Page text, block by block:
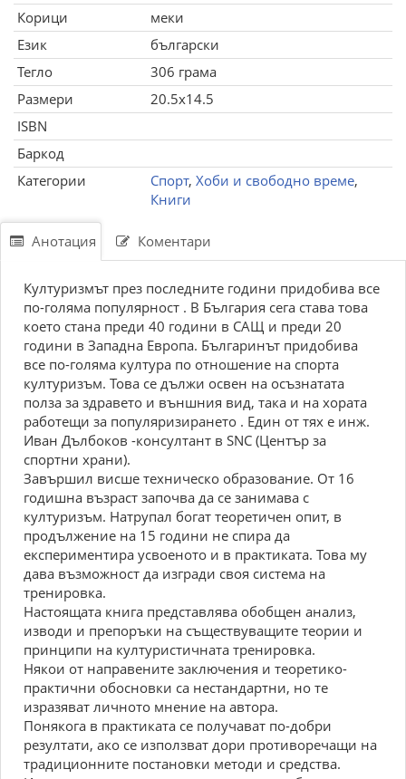
Корици
меки
Език
български
Тегло
306 грама
Размери
20.5x14.5
ISBN
Баркод
Категории
Спорт, Хоби и свободно време,
Книги
Анотация Коментари
Културизмът през последните години придобива все
по-голяма популярност . В България сега става това
което стана преди 40 години в САЩ и преди 20
години в Западна Европа. Българинът придобива
все по-голяма култура по отношение на спорта
културизъм. Това се дължи освен на осъзнатата
полза за здравето и външния вид, така и на хората
работещи за популяризирането . Един от тях е инж.
Иван Дълбоков -консултант в SNC (Център за
спортни храни).
Завършил висше техническо образование. От 16
годишна възраст започва да се занимава с
културизъм. Натрупал богат теоретичен опит, в
продължение на 15 години не спира да
експериментира усвоеното и в практиката. Това му
дава възможност да изгради своя система на
тренировка.
Настоящата книга представлява обобщен анализ,
изводи и препоръки на съществуващите теории и
принципи на културистичната тренировка.
Някои от направените заключения и теоретико-
практични обосновки са нестандартни, но те
изразяват личното мнение на автора.
Понякога в практиката се получават по-добри
резултати, ако се използват дори противоречащи на
традиционните постановки методи и средства.